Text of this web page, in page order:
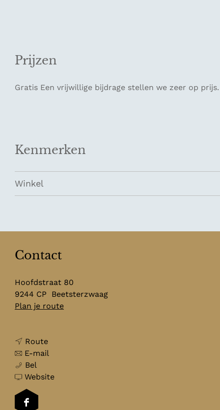
Prijzen
Gratis Een vrijwillige bijdrage stellen we zeer op prijs.
Kenmerken
Winkel
Contact
Hoofdstraat 80
9244 CP
Beetsterzwaag
Plan je routen
Routen
a
r
E-mail
a
Bel
r
Websitev
F